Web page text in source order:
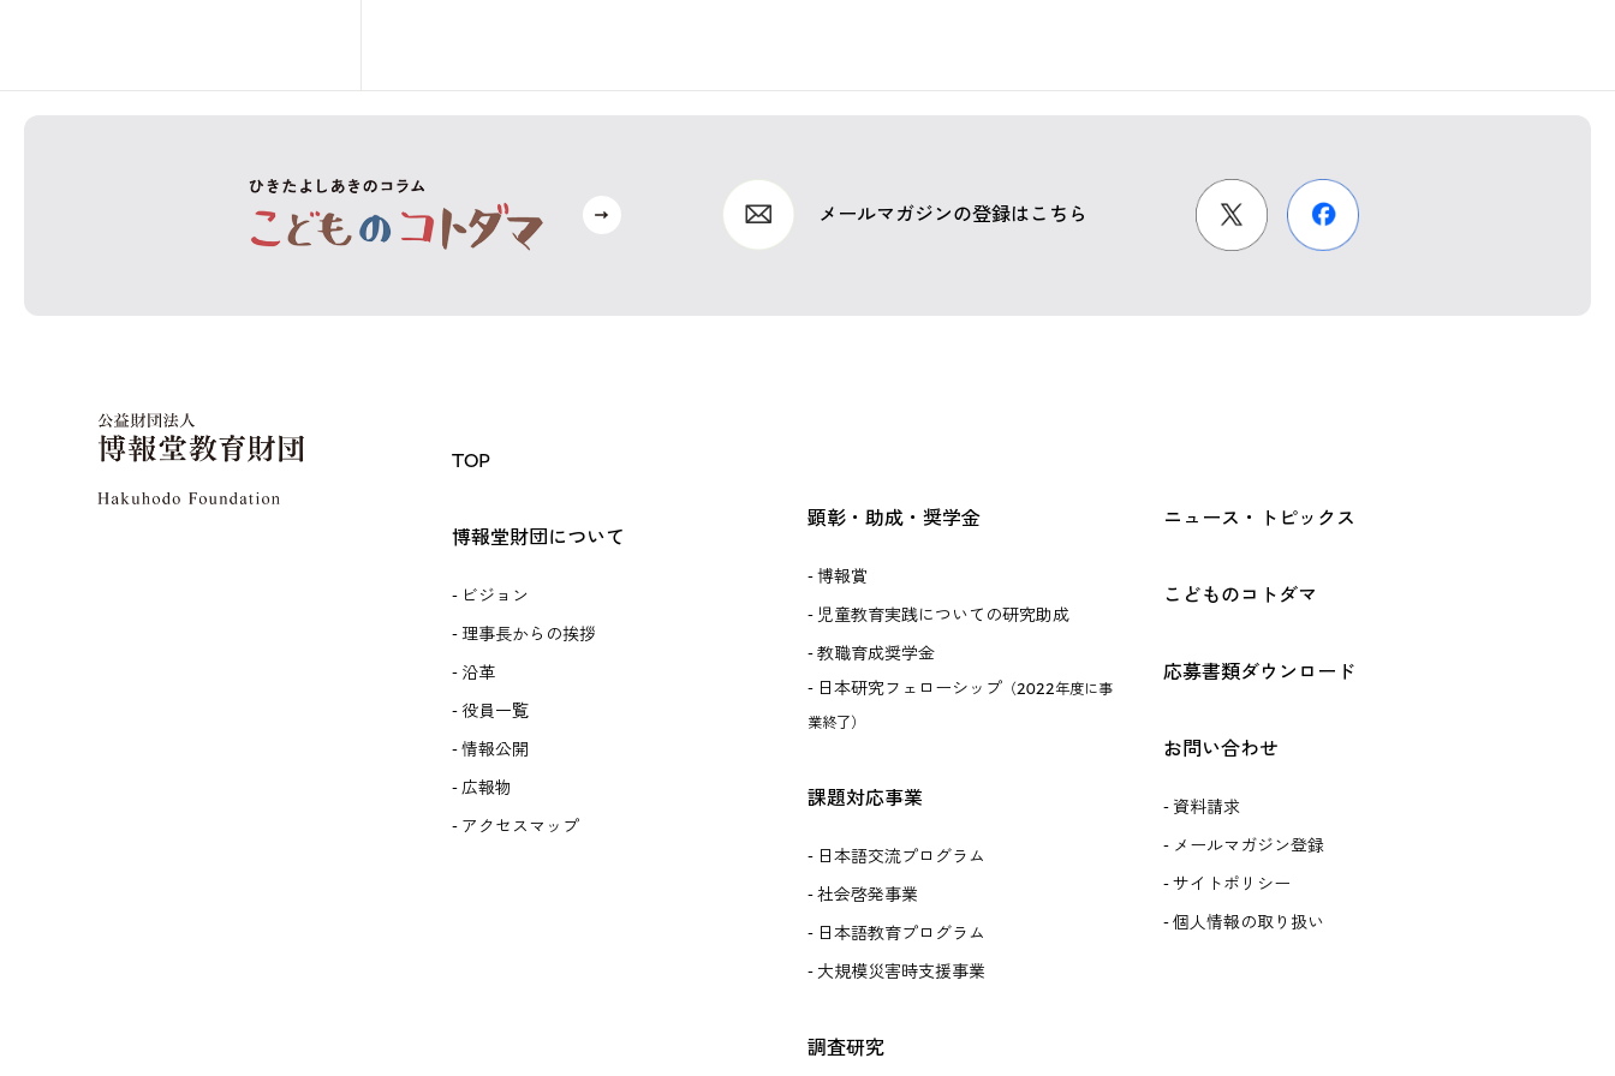
メールマガジンの登録はこちら
TOP
博報堂財団について
ビジョン
理事長からの挨拶
沿革
役員一覧
情報公開
広報物
アクセスマップ
顕彰・助成・奨学金
博報賞
児童教育実践についての研究助成
教職育成奨学金
日本研究フェローシップ （2022年度に事
業終了）
課題対応事業
日本語交流プログラム
社会啓発事業
日本語教育プログラム
大規模災害時支援事業
調査研究
ニュース・トピックス
こどものコトダマ
応募書類ダウンロード
お問い合わせ
資料請求
メールマガジン登録
サイトポリシー
個人情報の取り扱い